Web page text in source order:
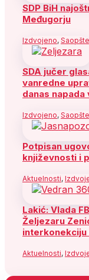
SDP BiH
Međugorju
Izdvojeno,
SDA jučer
vanredne
danas
Izdvojeno,
Potpisan
književnosti i
Aktuelnosti,
Lakić: Vlada
Željezaru
Aktuelnosti,